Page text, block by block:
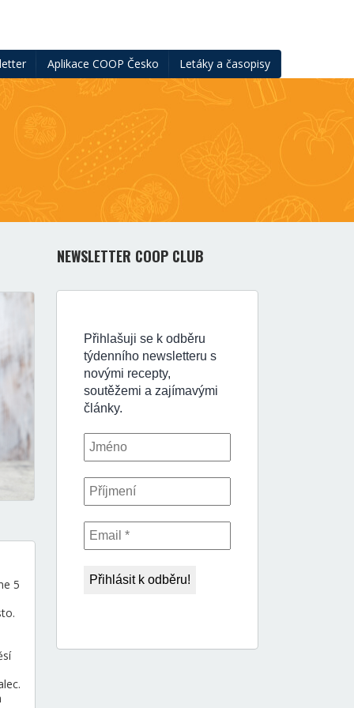
Aplikace COOP Česko Letáky a časopisy
5
NEWSLETTER COOP CLUB